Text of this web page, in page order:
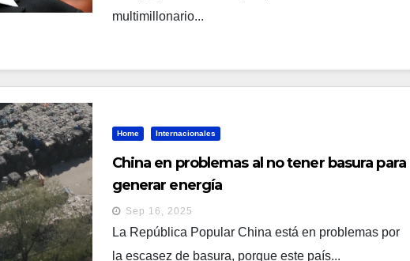
multimillonario...
Home Internacionales
China en problemas al no tener basura para
generar energía
Sep 16, 2025
La República Popular China está en problemas por
la escasez de basura, porque este país...